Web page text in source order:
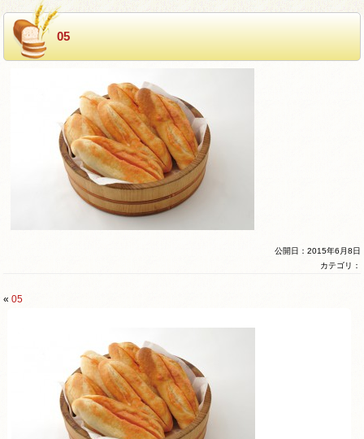
05
公開日：2015年6月8日
カテゴリ：
«05